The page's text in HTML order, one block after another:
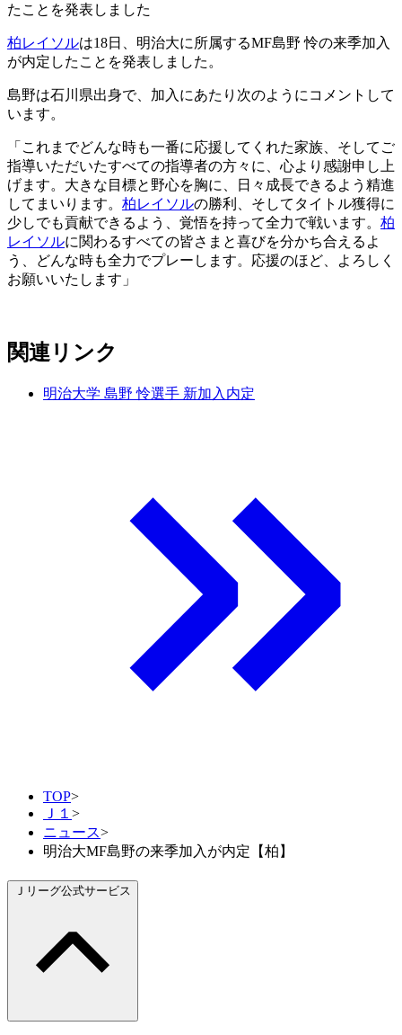
たことを発表しました
柏レイソルは18日、明治大に所属するMF島野 怜の来季加入
が内定したことを発表しました。
島野は石川県出身で、加入にあたり次のようにコメントして
います。
「これまでどんな時も一番に応援してくれた家族、そしてご
指導いただいたすべての指導者の方々に、心より感謝申し上
げます。大きな目標と野心を胸に、日々成長できるよう精進
してまいります。 柏レイソルの勝利、そしてタイトル獲得に
少しでも貢献できるよう、覚悟を持って全力で戦います。 柏
レイソルに関わるすべての皆さまと喜びを分かち合えるよ
う、どんな時も全力でプレーします。応援のほど、よろしく
お願いいたします」
関連リンク
明治大学 島野 怜選手 新加入内定
TOP>
Ｊ１ >
ニュース>
明治大MF島野の来季加入が内定【柏】
Ｊリーグ公式サービス